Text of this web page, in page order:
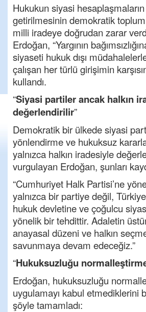
Hukukun siyasi
getirilmesinin demokratik
milli iradeye doğrudan zarar
Erdoğan, “Yargının
siyaseti hukuk dışı
çalışan her türlü girişimin
kullandı.
“Siyasi partiler ancak halkın
değerlendirilir”
Demokratik bir ülkede siyasi
yönlendirme ve hukuksuz
yalnızca halkın iradesiyle
vurgulayan Erdoğan, şunları
“Cumhuriyet Halk Partisi’ne
yalnızca bir partiye değil,
hukuk devletine ve çoğulcu
yönelik bir tehdittir. Adaletin
anayasal düzeni ve halkın
savunmaya devam edeceğiz.”
“Hukuksuzluğu
Erdoğan, hukuksuzluğu
uygulamayı kabul etmediklerini
şöyle tamamladı: